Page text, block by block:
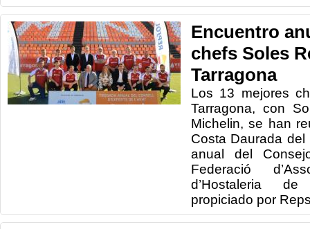
Encuentro
chefs Soles
Tarragona
Los 13 mejores
Tarragona, con
Michelin, se han
Costa Daurada
anual del
Federació
d’Hostaleria
propiciado por